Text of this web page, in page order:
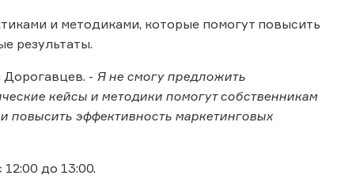
и методиками, которые помогут повысить
результаты.
Дорогавцев. - Я не смогу предложить
кейсы и методики помогут собственникам
повысить эффективность маркетинговых
до 13:00.